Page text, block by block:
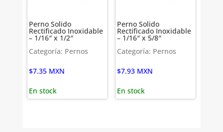
Perno Solido
Rectificado Inoxidable
– 1/16″ x 1/2″
Categoría: Pernos
$7.35 MXN
En stock
Perno Solido
Rectificado Inoxidable
– 1/16″ x 5/8″
Categoría: Pernos
$7.93 MXN
En stock